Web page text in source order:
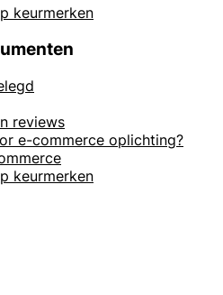
keurmerken
reviews
e-commerce oplichting?
keurmerken